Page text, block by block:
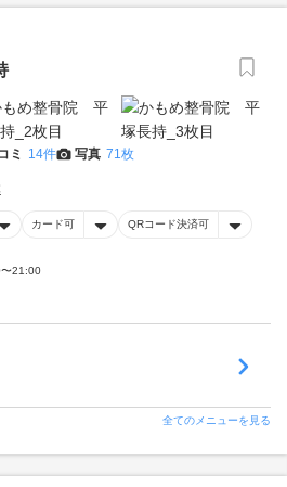
ミ 14件 写真 71枚
カード可 QRコード決済可
21:00
全てのメニューを見る